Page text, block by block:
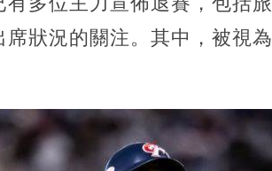
狀況的關注。其中，被視